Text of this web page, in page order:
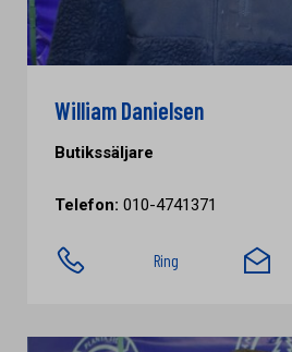
William Danielsen
Butikssäljare
Telefon: 010-4741371
Ring